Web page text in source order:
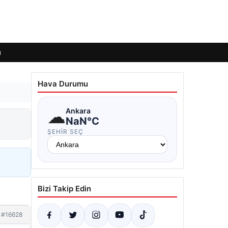
#16628
Hava Durumu
☁Ankara
NaN°C
ŞEHIR SEÇ
Bizi Takip Edin